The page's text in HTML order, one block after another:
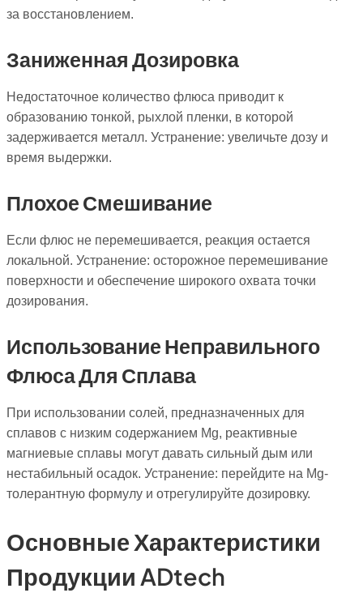
за восстановлением.
Заниженная Дозировка
Недостаточное количество флюса приводит к
образованию тонкой, рыхлой пленки, в которой
задерживается металл. Устранение: увеличьте дозу и
время выдержки.
Плохое Смешивание
Если флюс не перемешивается, реакция остается
локальной. Устранение: осторожное перемешивание
поверхности и обеспечение широкого охвата точки
дозирования.
Использование Неправильного
Флюса Для Сплава
При использовании солей, предназначенных для
сплавов с низким содержанием Mg, реактивные
магниевые сплавы могут давать сильный дым или
нестабильный осадок. Устранение: перейдите на Mg-
толерантную формулу и отрегулируйте дозировку.
Основные Характеристики
Продукции ADtech